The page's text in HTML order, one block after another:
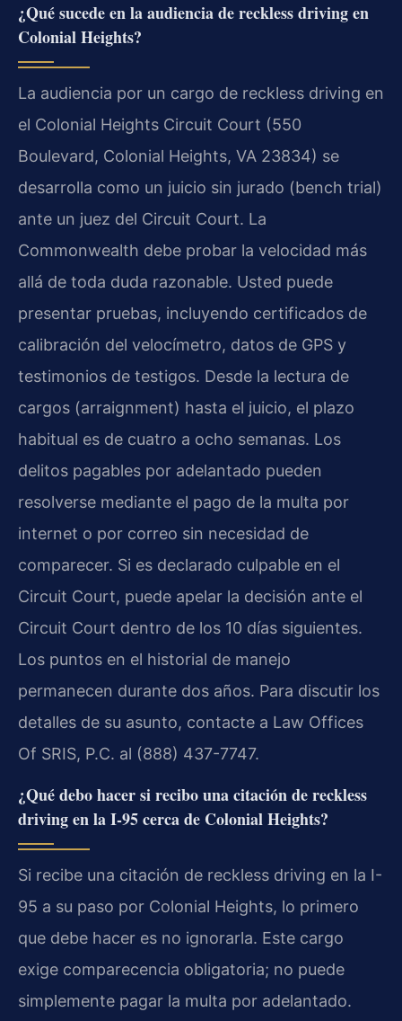
¿Qué sucede en la audiencia de reckless driving en
Colonial Heights?
La audiencia por un cargo de reckless driving en
el Colonial Heights Circuit Court (550
Boulevard, Colonial Heights, VA 23834) se
desarrolla como un juicio sin jurado (bench trial)
ante un juez del Circuit Court. La
Commonwealth debe probar la velocidad más
allá de toda duda razonable. Usted puede
presentar pruebas, incluyendo certificados de
calibración del velocímetro, datos de GPS y
testimonios de testigos. Desde la lectura de
cargos (arraignment) hasta el juicio, el plazo
habitual es de cuatro a ocho semanas. Los
delitos pagables por adelantado pueden
resolverse mediante el pago de la multa por
internet o por correo sin necesidad de
comparecer. Si es declarado culpable en el
Circuit Court, puede apelar la decisión ante el
Circuit Court dentro de los 10 días siguientes.
Los puntos en el historial de manejo
permanecen durante dos años. Para discutir los
detalles de su asunto, contacte a Law Offices
Of SRIS, P.C. al (888) 437-7747.
¿Qué debo hacer si recibo una citación de reckless
driving en la I-95 cerca de Colonial Heights?
Si recibe una citación de reckless driving en la I-
95 a su paso por Colonial Heights, lo primero
que debe hacer es no ignorarla. Este cargo
exige comparecencia obligatoria; no puede
simplemente pagar la multa por adelantado.